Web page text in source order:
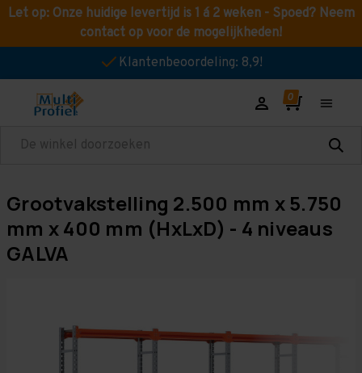
Let op: Onze huidige levertijd is 1 á 2 weken - Spoed? Neem
contact op voor de mogelijkheden!
Klantenbeoordeling: 8,9!
Zoeken
Grootvakstelling 2.500 mm x 5.750
mm x 400 mm (HxLxD) - 4 niveaus
GALVA